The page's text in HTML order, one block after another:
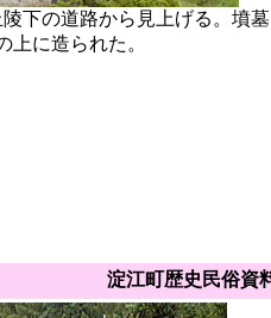
下の道路から見上げる。墳
上に造られた。
淀江町歴史民俗資